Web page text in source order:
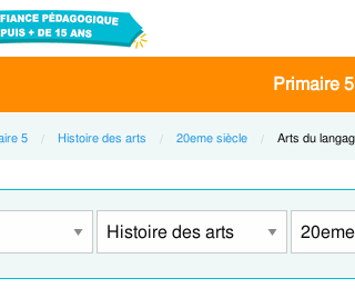
Primaire
5 Histoire des arts 20eme siècle Current:
Arts du